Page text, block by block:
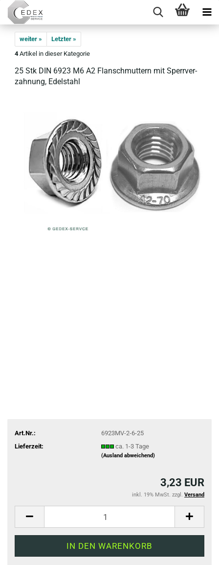
weiter »
Letzter »
4Artikel in dieser Kategorie
25 Stk DIN 6923 M6 A2 Flan­sch­mut­tern mit Sperr­ver­
zah­nung, Edel­stahl
Art.Nr.:
6923MV-2-6-25
Lieferzeit:
ca. 1-3 Tage
(Ausland abweichend)
3,23 EUR
inkl. 19% MwSt. zzgl. Versand